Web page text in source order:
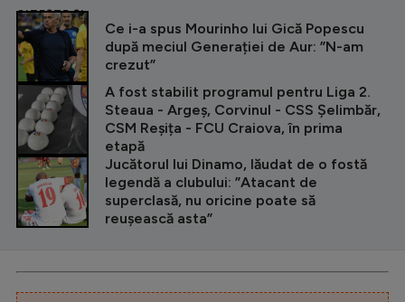
CITEȘTE ȘI
Ce i-a spus Mourinho lui Gică Popescu
după meciul Generației de Aur: ”N-am
crezut”
A fost stabilit programul pentru Liga 2.
Steaua - Argeș, Corvinul - CSS Șelimbăr,
CSM Reșița - FCU Craiova, în prima
etapă
Jucătorul lui Dinamo, lăudat de o fostă
legendă a clubului: ”Atacant de
superclasă, nu oricine poate să
reușească asta”